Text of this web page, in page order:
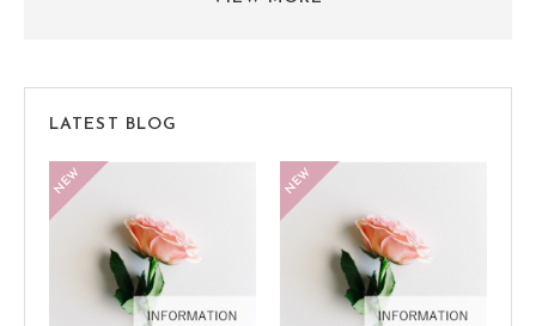
LATEST BLOG